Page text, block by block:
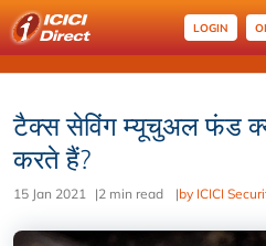
LOGIN
टैक्स सेविंग म्यूचुअल फंड
करते हैं?
15 Jan 2021 |2 min read |by ICICI